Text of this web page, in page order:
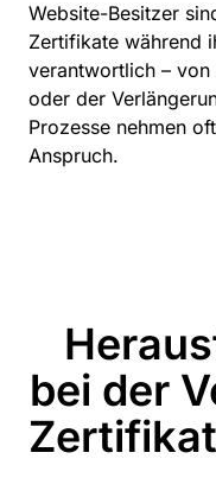
Website-Besitzer
Zertifikate während
verantwortlich –
oder der
Prozesse nehmen
Anspruch.
bei der